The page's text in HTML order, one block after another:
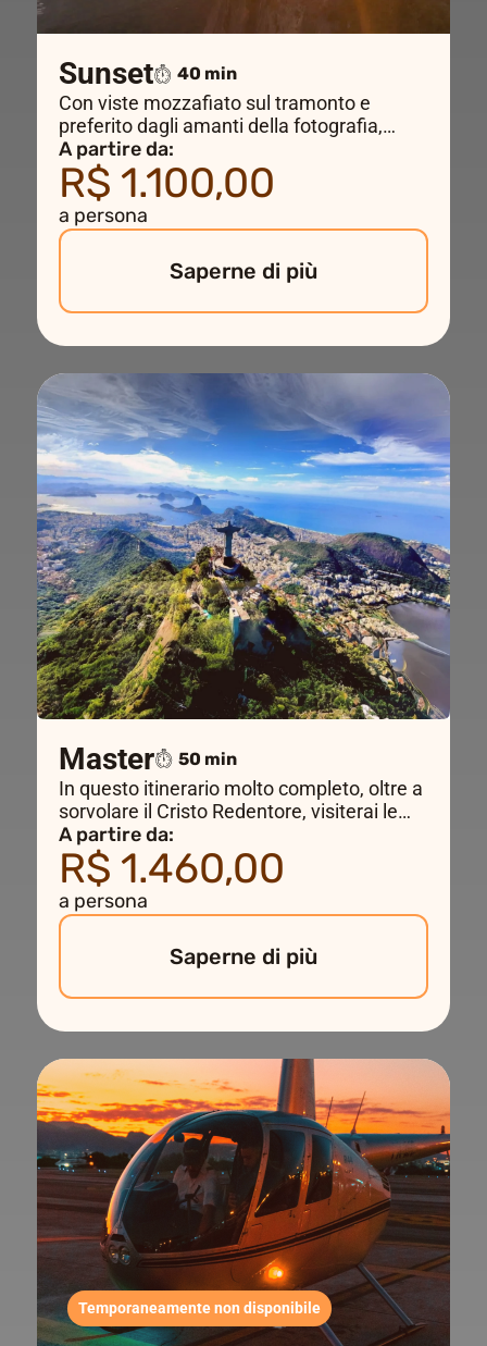
Sunset 40 min
Con viste mozzafiato sul tramonto e
preferito dagli amanti della fotografia,
questo volo segue lo stesso itinerario del
volo DELUXE, sorvolando le principali
attrazioni turistiche, tra cui Maracanã e
Cristo Redentore. L'orario di decollo varia a
seconda del periodo dell'anno.
A partire da:
R$ 1.100,00
a persona
Saperne di più
Master 50 min
In questo itinerario molto completo, oltre a
sorvolare il Cristo Redentore, visiterai le
principali attrazioni turistiche di Rio de
Janeiro, attraversando la Baia di
Guanabara fino a Niterói, sorvolando lo
Stadio Maracanã e le spiagge selvagge
nella parte ovest della città.
A partire da:
R$ 1.460,00
a persona
Saperne di più
Temporaneamente non disponibile